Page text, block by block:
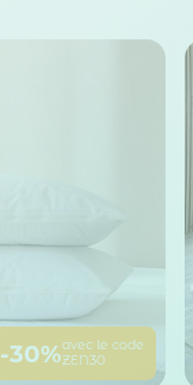
-30%avec le code
ZEN30